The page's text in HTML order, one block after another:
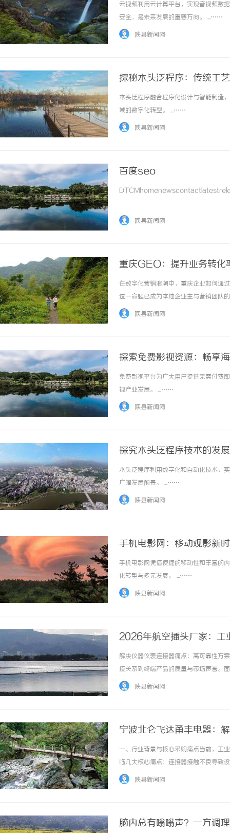
云视频利用云计算平台，实现音视频数
安全，是未来发展的重要方向。 ...……
陕县新闻网
探秘木头泛程序：传统工
木头泛程序融合程序化设计与智能制造
域的数字化转型。 ...……
陕县新闻网
百度seo
陕县新闻网
重庆GEO：提升业务转化
在数字化营销浪潮中，重庆企业如何通
这一命题已成为本地企业主与营销团队
算法生成高度匹配用户意图的内容，构
陕县新闻网
探索免费影视资源：畅享
免费影视平台为广大用户提供无需付费
视产业发展。 ...……
陕县新闻网
探究木头泛程序技术的发
木头泛程序利用数字化和自动化技术，
广阔发展前景。 ...……
陕县新闻网
手机电影网：移动观影新
手机电影网凭借便捷的移动性和丰富的
化转型与多元发展。 ...……
陕县新闻网
2026年航空插头厂家：工
解决仪器仪表连接器痛点：高可靠性方
接关系到终端产品的质量与市场声誉。
质齐全、供货及时且能支撑全球市场拓
陕县新闻网
宁波北仑飞达甬丰电器：
一、行业背景与核心采购痛点当前，工
临几大核心痛点：连接器接触不良导致
定打乱生产计划。这些痛点直接推高了
陕县新闻网
脑内总有嗡嗡声？一方调
汉配眼镜 上海配眼镜 550FC45耐磨改性颗粒